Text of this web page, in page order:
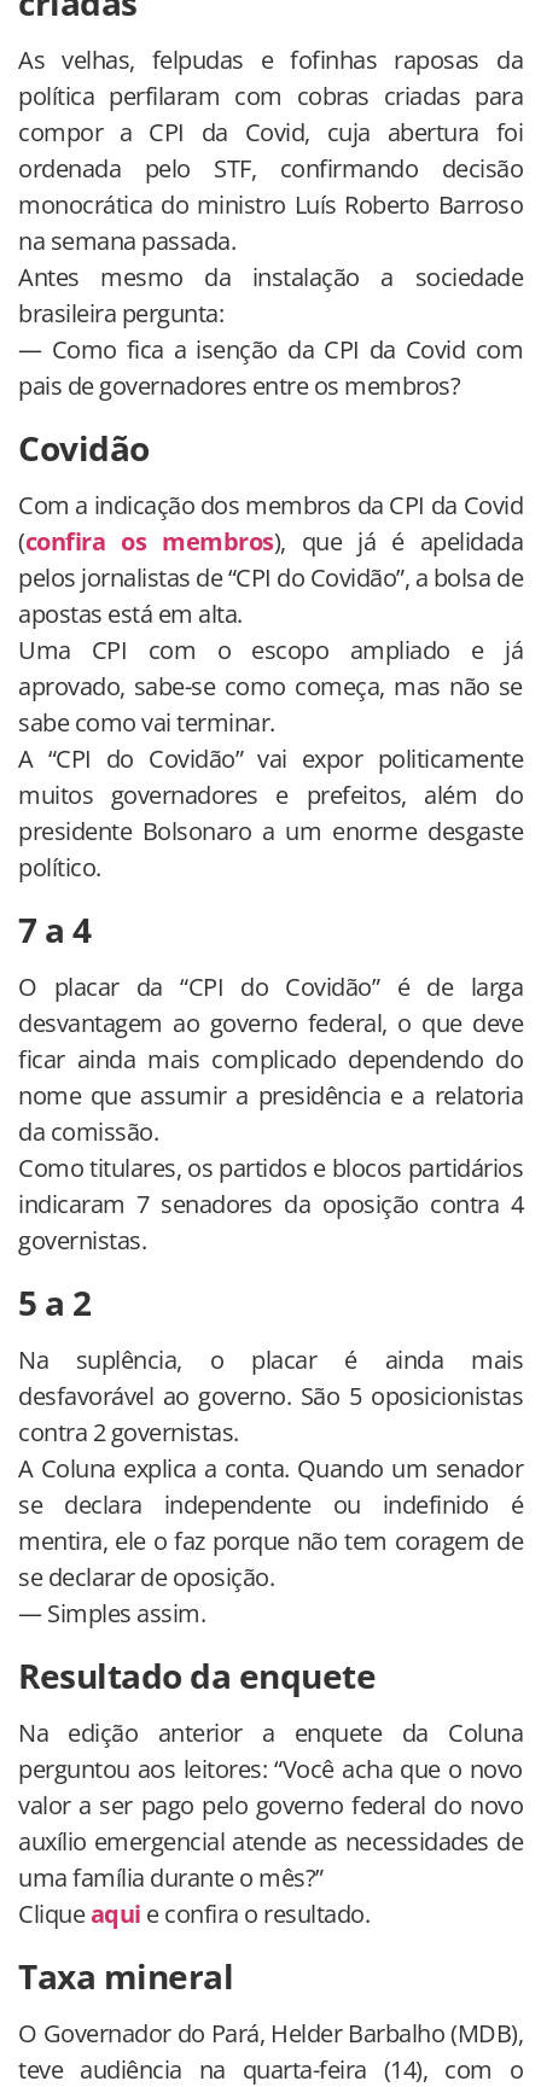
As velhas, felpudas e fofinhas raposas da
política perfilaram com cobras criadas para
compor a CPI da Covid, cuja abertura foi
ordenada pelo STF, confirmando decisão
monocrática do ministro Luís Roberto Barroso
na semana passada.
Antes mesmo da instalação a sociedade
brasileira pergunta:
— Como fica a isenção da CPI da Covid com
pais de governadores entre os membros?
Covidão
Com a indicação dos membros da CPI da Covid
(confira os membros), que já é apelidada
pelos jornalistas de “CPI do Covidão”, a bolsa de
apostas está em alta.
Uma CPI com o escopo ampliado e já
aprovado, sabe-se como começa, mas não se
sabe como vai terminar.
A “CPI do Covidão” vai expor politicamente
muitos governadores e prefeitos, além do
presidente Bolsonaro a um enorme desgaste
político.
7 a 4
O placar da “CPI do Covidão” é de larga
desvantagem ao governo federal, o que deve
ficar ainda mais complicado dependendo do
nome que assumir a presidência e a relatoria
da comissão.
Como titulares, os partidos e blocos partidários
indicaram 7 senadores da oposição contra 4
governistas.
5 a 2
Na suplência, o placar é ainda mais
desfavorável ao governo. São 5 oposicionistas
contra 2 governistas.
A Coluna explica a conta. Quando um senador
se declara independente ou indefinido é
mentira, ele o faz porque não tem coragem de
se declarar de oposição.
— Simples assim.
Resultado da enquete
Na edição anterior a enquete da Coluna
perguntou aos leitores: “Você acha que o novo
valor a ser pago pelo governo federal do novo
auxílio emergencial atende as necessidades de
uma família durante o mês?”
Cliqueaqui e confira o resultado.
Taxa mineral
O Governador do Pará, Helder Barbalho (MDB),
teve audiência na quarta-feira (14), com o